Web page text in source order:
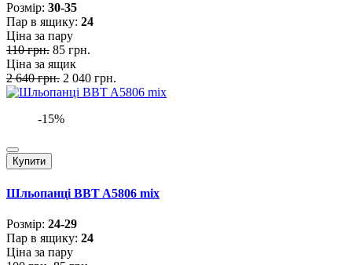
Розмiр: 30-35
Пар в ящику: 24
Ціна за пару
110 грн. 85 грн.
Ціна за ящик
2 640 грн. 2 040 грн.
-15%
Купити
Шльопанці BBT A5806 mix
Розмiр: 24-29
Пар в ящику: 24
Ціна за пару